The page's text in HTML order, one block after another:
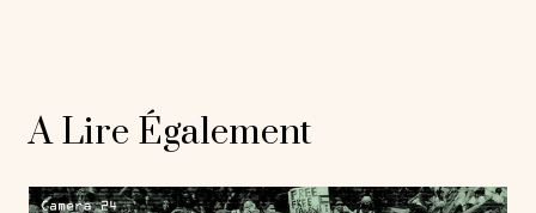
A Lire Également